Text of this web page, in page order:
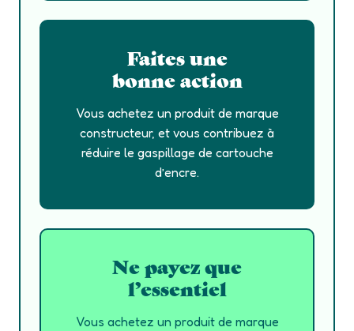
Faites une
bonne action
Vous achetez un produit de marque
constructeur, et vous contribuez à
réduire le gaspillage de cartouche
d’encre.
Ne payez que
l’essentiel
Vous achetez un produit de marque